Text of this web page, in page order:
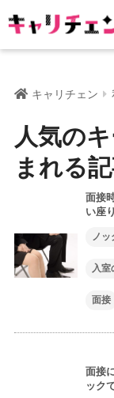
キャリチェン
人気の
まれる
面接
い座
ノ
入室
面接
面接
ック